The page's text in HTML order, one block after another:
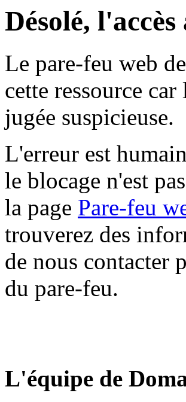
Désolé,
Le pare-feu web
cette ressource
jugée suspicieuse.
L'erreur est
le blocage n'est
la page Pare-feu
trouverez des
de nous contacter
du pare-feu.
L'équipe de